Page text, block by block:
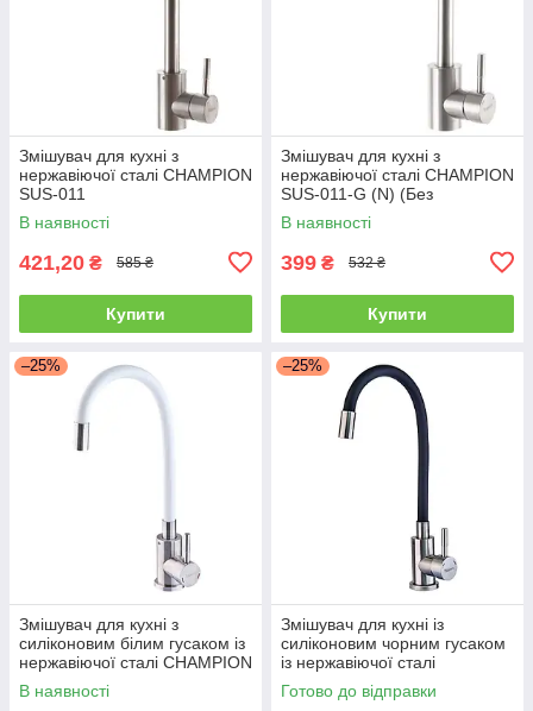
Змішувач для кухні з
нержавіючої сталі CHAMPION
SUS-011
В наявності
421,20 ₴ 585 ₴
Купити
Змішувач для кухні з
нержавіючої сталі CHAMPION
SUS-011-G (N) (Без
підводних шлангів)
В наявності
399 ₴ 532 ₴
Купити
–25%
Змішувач для кухні з
силіконовим білим гусаком із
нержавіючої сталі CHAMPION
SUS-011 REFL.WHITE
В наявності
–25%
Змішувач для кухні із
силіконовим чорним гусаком
із нержавіючої сталі
CHAMPION SUS-011
REFL.BLACK
Готово до відправки